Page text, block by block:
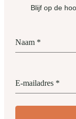
Blijf op de
Naam *
E-mailadres *